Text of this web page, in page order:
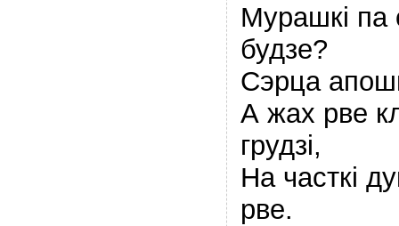
Мурашкi па
будзе?
Сэрца
А жах рве
грудзi,
На часткi
рве.